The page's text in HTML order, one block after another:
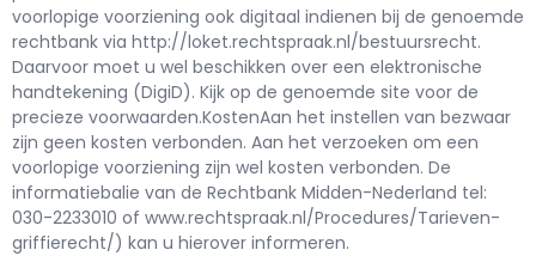
voorlopige voorziening ook digitaal indienen bij de genoemde
rechtbank via http://loket.rechtspraak.nl/bestuursrecht.
Daarvoor moet u wel beschikken over een elektronische
handtekening (DigiD). Kijk op de genoemde site voor de
precieze voorwaarden.KostenAan het instellen van bezwaar
zijn geen kosten verbonden. Aan het verzoeken om een
voorlopige voorziening zijn wel kosten verbonden. De
informatiebalie van de Rechtbank Midden-Nederland tel:
030-2233010 of www.rechtspraak.nl/Procedures/Tarieven-
griffierecht/) kan u hierover informeren.